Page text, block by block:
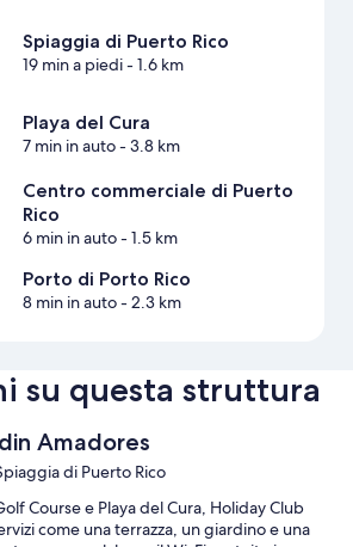
Spiaggia di Puerto Rico
19 min a piedi- 1.6 km
Playa del Cura
7 min in auto- 3.8 km
Centro commerciale di Puerto
Rico
6 min in auto- 1.5 km
Porto di Porto Rico
8 min in auto- 2.3 km
su questa struttura
Amadores
di Puerto Rico
Course e Playa del Cura, Holiday Club
come una terrazza, un giardino e una